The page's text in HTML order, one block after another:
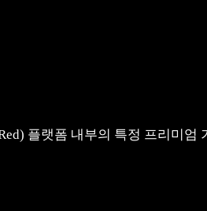
플랫폼 내부의 특정 프리미엄